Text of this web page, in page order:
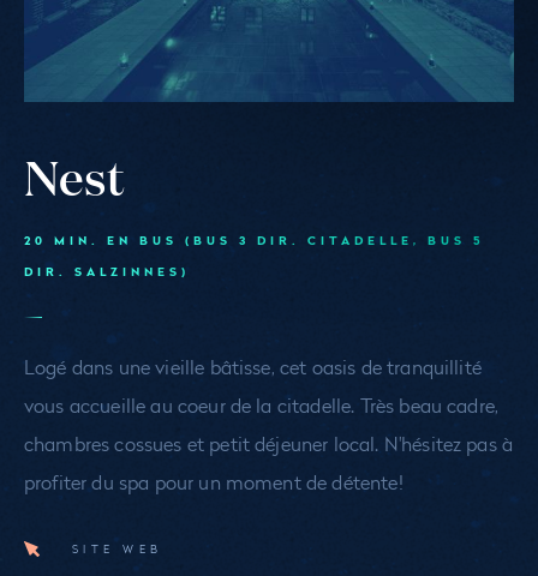
Nest
20 MIN. EN BUS (BUS 3 DIR. CITADELLE, BUS 5
DIR. SALZINNES)
Logé dans une vieille bâtisse, cet oasis de tranquillité
vous accueille au coeur de la citadelle. Très beau cadre,
chambres cossues et petit déjeuner local. N'hésitez pas à
profiter du spa pour un moment de détente!
SITE WEB